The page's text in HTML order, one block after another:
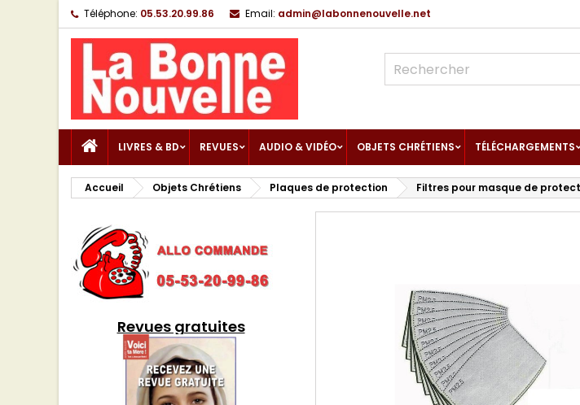
Téléphone: 05.53.20.99.86 Email: admin@labonnenouvelle.net
LIVRES & BD REVUES AUDIO & VIDÉO OBJETS CHRÉTIENS TÉLÉCHARGEMENTS
Accueil Objets Chrétiens Plaques de protection Filtres pour masque de
Revues gratuites